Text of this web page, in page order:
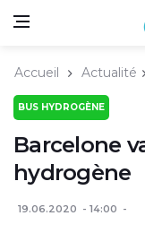
Accueil Actualité
BUS HYDROGÈNE
Barcelone
hydrogène
19.06.2020 14:00